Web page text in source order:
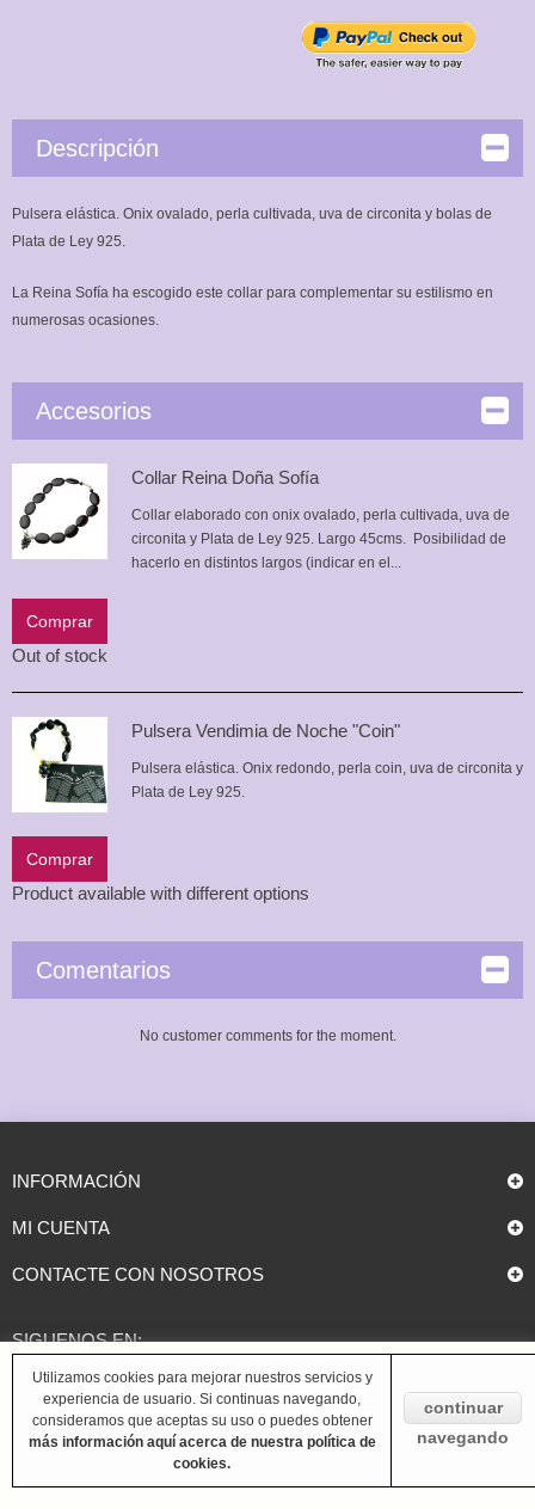
Descripción
Pulsera elástica. Onix ovalado, perla cultivada, uva de circonita y bolas de
Plata de Ley 925.
La Reina Sofía ha escogido este collar para complementar su estilismo en
numerosas ocasiones.
Accesorios
Collar Reina Doña Sofía
Collar elaborado con onix ovalado, perla cultivada, uva de
circonita y Plata de Ley 925. Largo 45cms. Posibilidad de
hacerlo en distintos largos (indicar en el...
Comprar
Out of stock
Pulsera Vendimia de Noche "Coin"
Pulsera elástica. Onix redondo, perla coin, uva de circonita y
Plata de Ley 925.
Comprar
Product available with different options
Comentarios
No customer comments for the moment.
INFORMACIÓN
MI CUENTA
CONTACTE CON NOSOTROS
SIGUENOS EN:
Utilizamos cookies para mejorar nuestros servicios y
experiencia de usuario. Si continuas navegando,
consideramos que aceptas su uso o puedes obtener
más información aquí acerca de nuestra política de
cookies.
continuar
navegando